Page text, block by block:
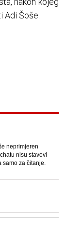
Adi Šoše.
neprimjeren
nisu stavovi
samo za čitanje.